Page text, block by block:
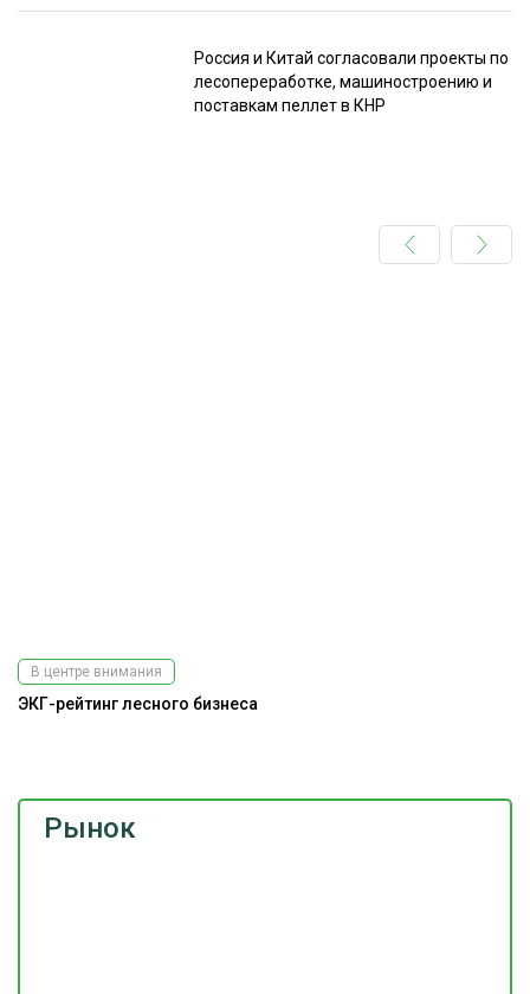
Россия и Китай согласовали проекты по
лесопереработке, машиностроению и
поставкам пеллет в КНР
Рынок
В центре внимания
ЭКГ-рейтинг лесного бизнеса